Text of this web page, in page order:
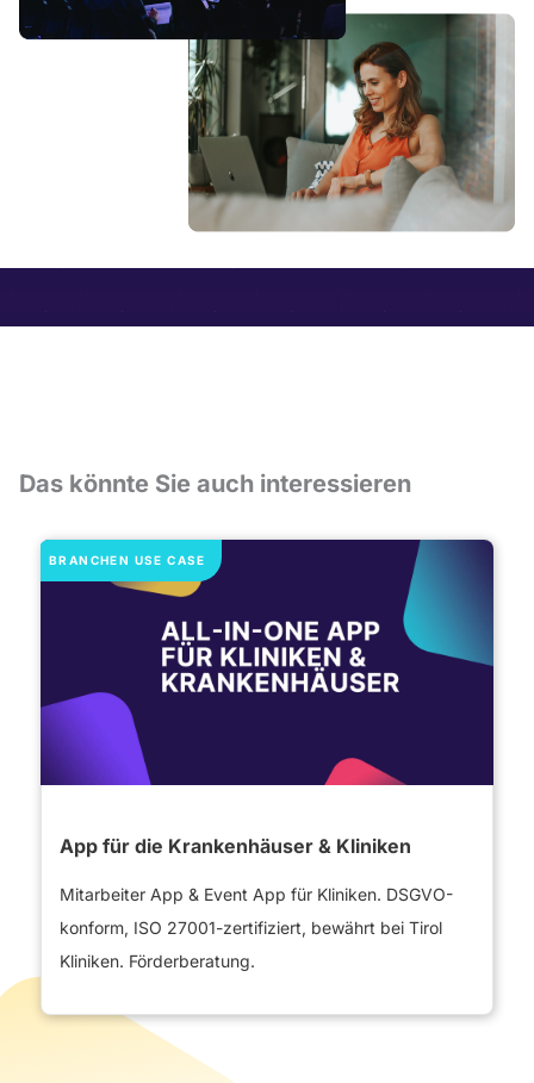
Das könnte Sie auch interessieren
BRANCHEN USE CASE
App für die Krankenhäuser & Kliniken
Mitarbeiter App & Event App für Kliniken. DSGVO-
konform, ISO 27001-zertifiziert, bewährt bei Tirol
Kliniken. Förderberatung.